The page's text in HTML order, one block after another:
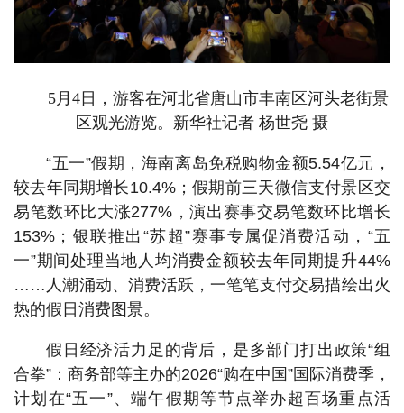
5月4日，游客在河北省唐山市丰南区河头老街景
区观光游览。新华社记者 杨世尧 摄
“五一”假期，海南离岛免税购物金额5.54亿元，
较去年同期增长10.4%；假期前三天微信支付景区交
易笔数环比大涨277%，演出赛事交易笔数环比增长
153%；银联推出“苏超”赛事专属促消费活动，“五
一”期间处理当地人均消费金额较去年同期提升44%
……人潮涌动、消费活跃，一笔笔支付交易描绘出火
热的假日消费图景。
假日经济活力足的背后，是多部门打出政策“组
合拳”：商务部等主办的2026“购在中国”国际消费季，
计划在“五一”、端午假期等节点举办超百场重点活